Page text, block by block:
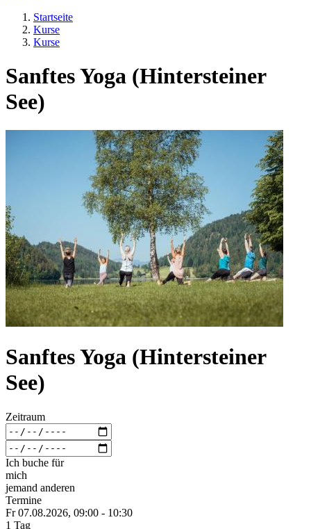
Startseite
Kurse
Kurse
Sanftes Yoga (Hintersteiner
See)
Sanftes Yoga (Hintersteiner
See)
Zeitraum
Ich buche für
mich
jemand anderen
Termine
Fr 07.08.2026, 09:00 - 10:30
1 Tag